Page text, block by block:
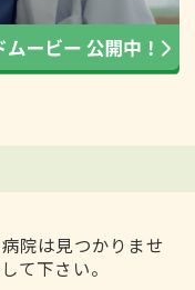
院は見つかりませ
て下さい。